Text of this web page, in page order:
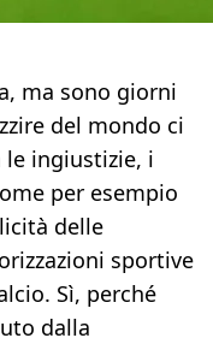
ma sono giorni
del mondo ci
le ingiustizie, i
per esempio
delle
sportive
Sì, perché
dalla